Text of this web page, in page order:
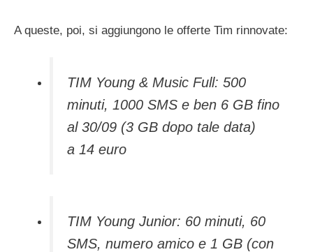
A queste, poi, si aggiungono le offerte Tim rinnovate:
TIM Young & Music Full: 500
minuti, 1000 SMS e ben 6 GB fino
al 30/09 (3 GB dopo tale data)
a 14 euro
TIM Young Junior: 60 minuti, 60
SMS, numero amico e 1 GB (con